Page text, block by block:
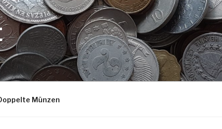
Münzen